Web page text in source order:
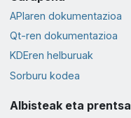
APIaren dokumentazioa
Qt-ren dokumentazioa
KDEren helburuak
Sorburu kodea
Albisteak eta prentsa